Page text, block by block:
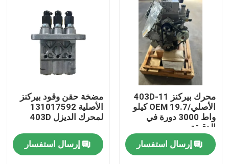
محرك بيركنز 403D-11
الأصلي/OEM 19.7 كيلو
واط 3000 دورة في
الدقيقة
إرسال استفسار
مضخة حقن وقود بيركنز
الأصلية 131017592
لمحرك الديزل 403D
إرسال استفسار